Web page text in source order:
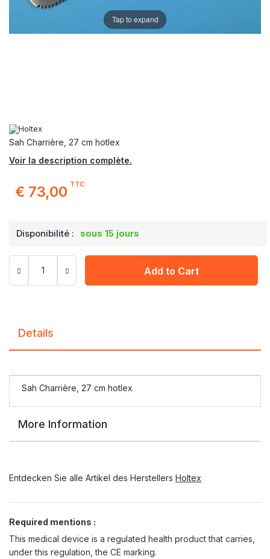
Sah Charrière, 27 cm hotlex
Voir la description complète.
€ 73,00 TTC
Disponibilité : sous 15 jours
Add to Cart
Tap to expand
Details
Sah Charrière, 27 cm hotlex
More Information
Entdecken Sie alle Artikel des Herstellers Holtex
Required mentions :
This medical device is a regulated health product that carries,
under this regulation, the CE marking.